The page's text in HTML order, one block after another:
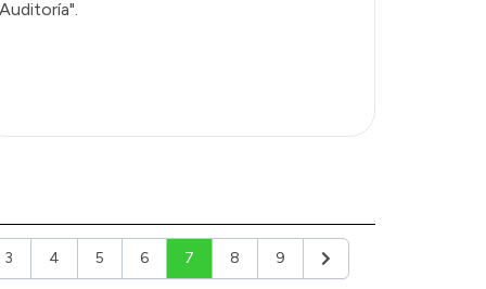
Auditoría".
3 4 5 6 7 8 9 Siguiente